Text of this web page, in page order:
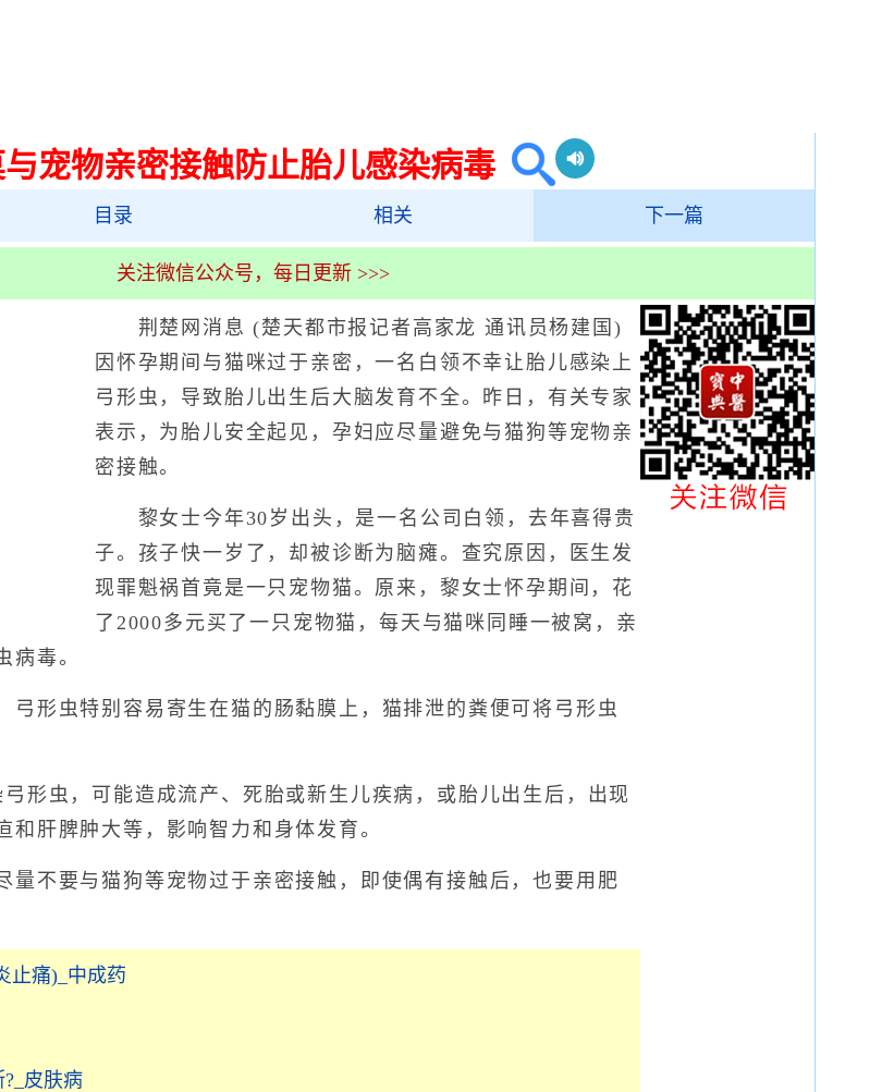
宠物亲密接触防止胎儿感染病毒
目录 相关 下一篇
关注微信公众号，每日更新 >>>
荆楚网消息 (楚天都市报记者高家龙 通讯员杨建国)
因怀孕期间与猫咪过于亲密，一名白领不幸让胎儿感染上
弓形虫，导致胎儿出生后大脑发育不全。昨日，有关专家
表示，为胎儿安全起见，孕妇应尽量避免与猫狗等宠物亲
密接触。
黎女士今年30岁出头，是一名公司白领，去年喜得贵
子。孩子快一岁了，却被诊断为脑瘫。查究原因，医生发
现罪魁祸首竟是一只宠物猫。原来，黎女士怀孕期间，花
了2000多元买了一只宠物猫，每天与猫咪同睡一被窝，亲
病毒。
形虫特别容易寄生在猫的肠黏膜上，猫排泄的粪便可将弓形虫
虫，可能造成流产、死胎或新生儿疾病，或胎儿出生后，出现
肝脾肿大等，影响智力和身体发育。
不要与猫狗等宠物过于亲密接触，即使偶有接触后，也要用肥
止痛)_中成药
皮肤病